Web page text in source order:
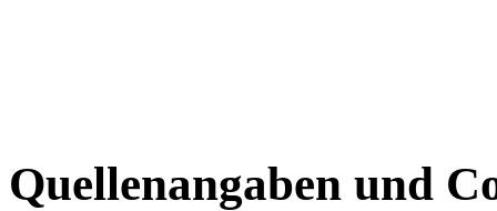
Quellenangaben und